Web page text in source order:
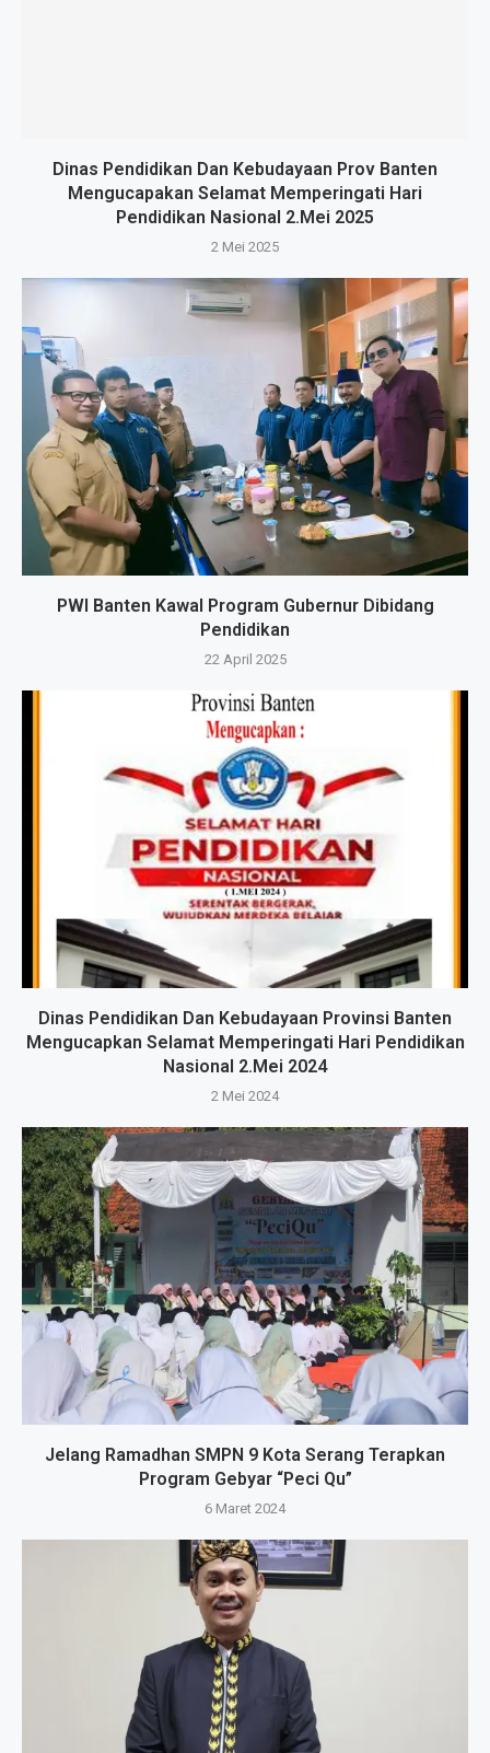
Dinas Pendidikan Dan Kebudayaan Prov Banten
Mengucapakan Selamat Memperingati Hari
Pendidikan Nasional 2.Mei 2025
2 Mei 2025
PWI Banten Kawal Program Gubernur Dibidang
Pendidikan
22 April 2025
Dinas Pendidikan Dan Kebudayaan Provinsi Banten
Mengucapkan Selamat Memperingati Hari Pendidikan
Nasional 2.Mei 2024
2 Mei 2024
Jelang Ramadhan SMPN 9 Kota Serang Terapkan
Program Gebyar “Peci Qu”
6 Maret 2024